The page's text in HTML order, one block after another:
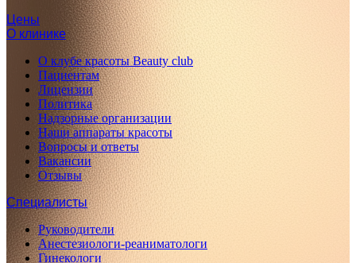
Цены
О клинике
О клубе красоты Beauty club
Пациентам
Лицензии
Политика
Надзорные организации
Наши аппараты красоты
Вопросы и ответы
Вакансии
Отзывы
Специалисты
Руководители
Анестезиологи-реаниматологи
Гинекологи